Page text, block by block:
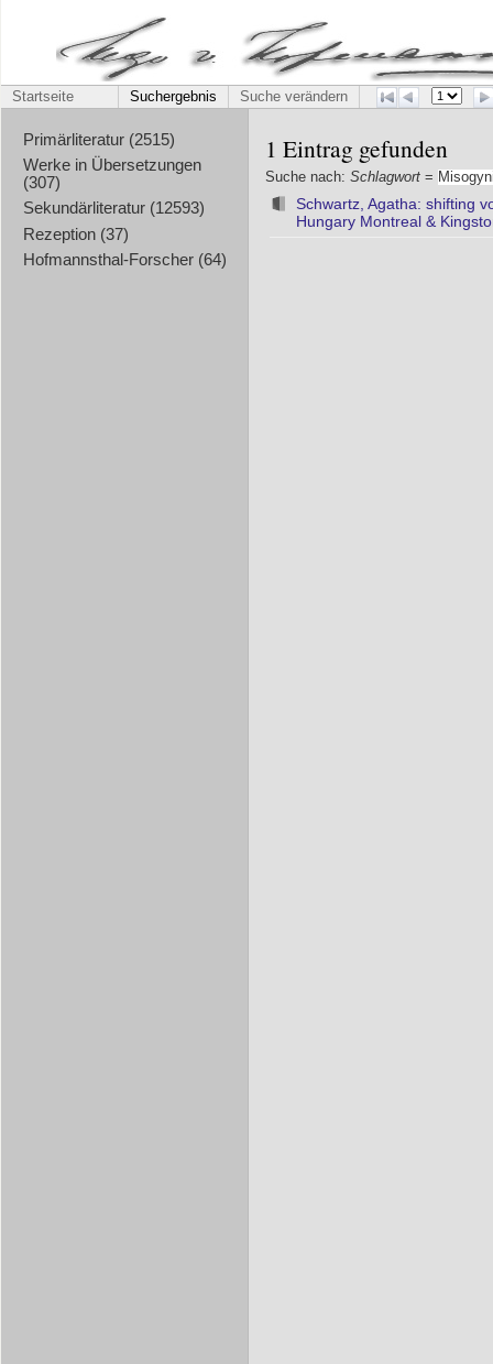
Startseite Suchergebnis Suche verändern
Primärliteratur (2515)
Werke in Übersetzungen
(307)
Sekundärliteratur (12593)
Rezeption (37)
Hofmannsthal-Forscher (64)
1 Eintrag gefunden
Suche nach: Schlagwort =
Schwartz, Agatha: shifting
Hungary Montreal &